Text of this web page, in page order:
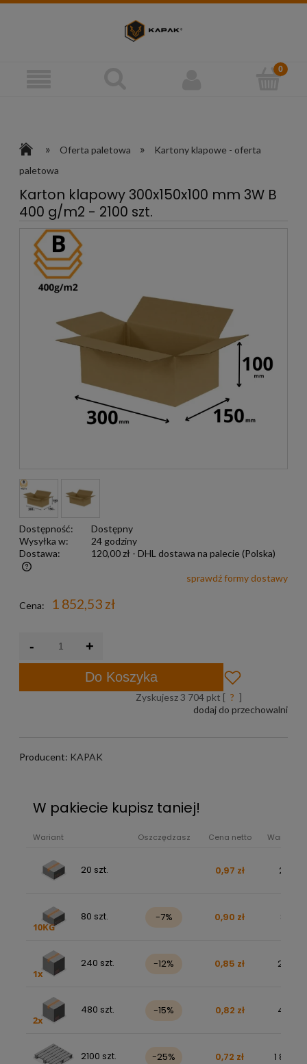
» Oferta paletowa »
Kartony klapowe - oferta
paletowa
Karton klapowy 300x150x100 mm 3W B
400 g/m2 - 2100 szt.
Dostępność:
Dostępny
Wysyłka w:
24 godziny
Dostawa:
120,00 zł - DHL dostawa na palecie(Polska)
sprawdź formy dostawy
Cena: 1 852,53 zł
- +
Do Koszyka
Zyskujesz3 704 pkt [ ? ]
dodaj do przechowalni
Producent: KAPAK
W pakiecie kupisz taniej!
Wariant Oszczędzasz Cena netto Wartość
20 szt. 0,97 zł 23,90
80 szt. -7% 0,90 zł
240 szt. -12% 0,85 zł 251,88
480 szt. -15% 0,82 zł 485,17
2100 szt. -25% 0,72 zł 1